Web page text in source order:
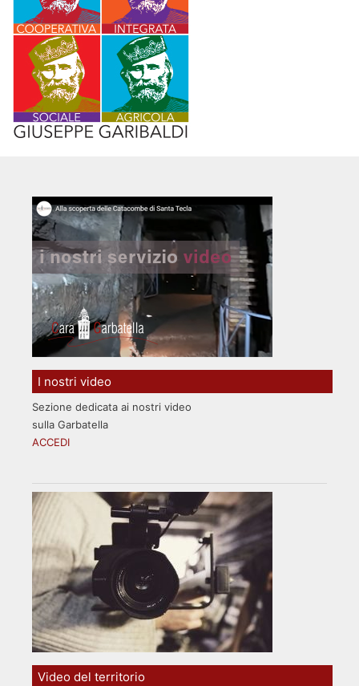
I nostri video
Sezione dedicata ai nostri video
sulla Garbatella
ACCEDI
Video del territorio